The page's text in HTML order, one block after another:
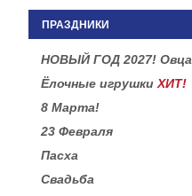
ПРАЗДНИКИ
НОВЫЙ ГОД 2027! Овца
Ёлочные игрушки ХИТ!
8 Марта!
23 Февраля
Пасха
Свадьба